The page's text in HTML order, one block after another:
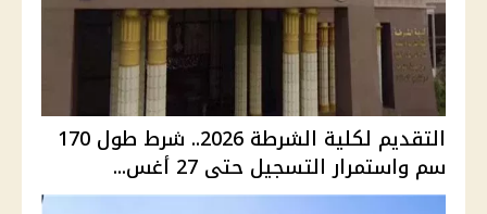
التقديم لكلية الشرطة 2026.. شرط طول 170
سم واستمرار التسجيل حتى 27 أغس...